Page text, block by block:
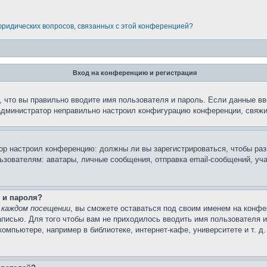
вопросов, связанных с этой конференцией?
Вход на конференцию и регистрация
вы правильно вводите имя пользователя и пароль. Если данные
неправильно настроил конфигурацию конференции,
настроил конференцию: должны ли вы зарегистрироваться, чтобы
аватары, личные сообщения, отправка email-сообщений,
пароля?
посещении, вы сможете оставаться под своим именем на
Для того чтобы вам не приходилось вводить имя
например в библиотеке, интернет-кафе, университете и т.